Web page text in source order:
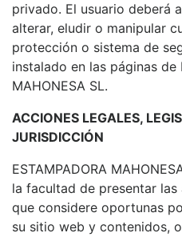
privado. El usuario deberá
alterar, eludir o manipular
protección o sistema de
instalado en las páginas de
MAHONESA SL.
ACCIONES LEGALES,
JURISDICCIÓN
ESTAMPADORA
la facultad de presentar
que considere oportunas
su sitio web y contenidos,